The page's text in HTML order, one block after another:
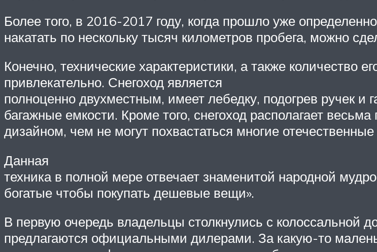
Более того, в 2016-2017 году, когда прошло уже
накатать по нескольку тысяч километров пробега, можно
Конечно, технические характеристики, а также количество
привлекательно. Снегоход является
полноценно двухместным, имеет лебедку, подогрев ручек и
багажные емкости. Кроме того, снегоход располагает
дизайном, чем не могут похвастаться многие отечественные
Данная
техника в полной мере отвечает знаменитой народной
богатые чтобы покупать дешевые вещи».
В первую очередь владельцы столкнулись с колоссальной
предлагаются официальными дилерами. За какую-то